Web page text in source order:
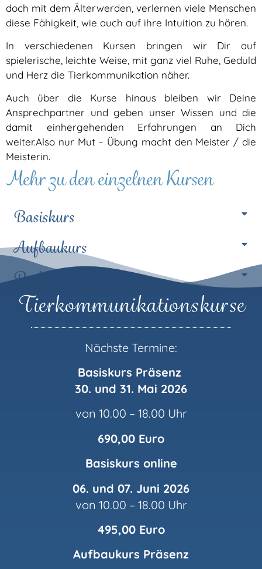
doch mit dem Älterwerden, verlernen viele Menschen
diese Fähigkeit, wie auch auf ihre Intuition zu hören.
In verschiedenen Kursen bringen wir Dir auf
spielerische, leichte Weise, mit ganz viel Ruhe, Geduld
und Herz die Tierkommunikation näher.
Auch über die Kurse hinaus bleiben wir Deine
Ansprechpartner und geben unser Wissen und die
damit einhergehenden Erfahrungen an Dich
weiter.Also nur Mut – Übung macht den Meister / die
Meisterin.
Mehr zu den einzelnen Kursen
Basiskurs
Aufbaukurs
Profikurs
Tierkommunikationskurse
Nächste Termine:
Basiskurs Präsenz
30. und 31. Mai 2026
von 10.00 – 18.00 Uhr
690,00 Euro
Basiskurs online
06. und 07. Juni 2026
von 10.00 – 18.00 Uhr
495,00 Euro
Aufbaukurs Präsenz